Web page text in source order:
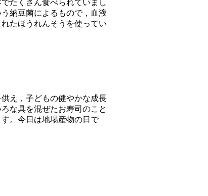
たくさん食べられていまし
納豆菌によるもので，血液
たほうれんそうを使ってい
え，子どもの健やかな成長
な具を混ぜたお寿司のこと
。今日は地場産物の日で